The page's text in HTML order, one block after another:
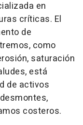
en
críticas. El
de
como
saturación
está
de activos
costeros.